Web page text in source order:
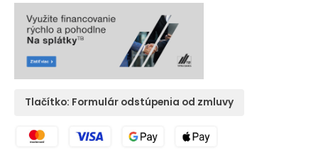
Tlačítko: Formulár odstúpenia od zmluvy